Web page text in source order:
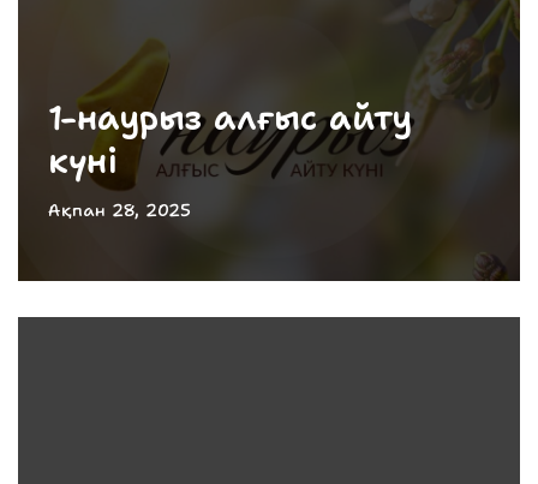
1-наурыз алғыс айту
күні
Ақпан 28, 2025